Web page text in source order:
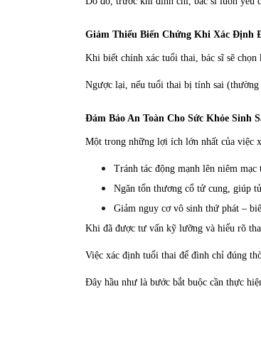
Giảm Thiểu Biến Chứng Khi Xác Định
Khi biết chính xác tuổi thai, bác sĩ sẽ
Ngược lại, nếu tuổi thai bị tính sai
Đảm Bảo An Toàn Cho Sức Khỏe Sinh
Một trong những lợi ích lớn nhất của việc
Tránh tác động mạnh lên niêm
Ngăn tổn thương cổ tử cung, giúp
Giảm nguy cơ vô sinh thứ phát –
Khi đã được tư vấn kỹ lưỡng và hiểu rõ
Việc xác định tuổi thai để đình chỉ đúng
Đây hầu như là bước bắt buộc cần thực